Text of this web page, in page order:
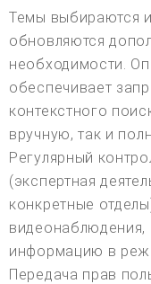
Темы выбираются
обновляются
необходимости.
обеспечивает
контекстного
вручную, так и
Регулярный
(экспертная
конкретные
информацию в
Передача прав